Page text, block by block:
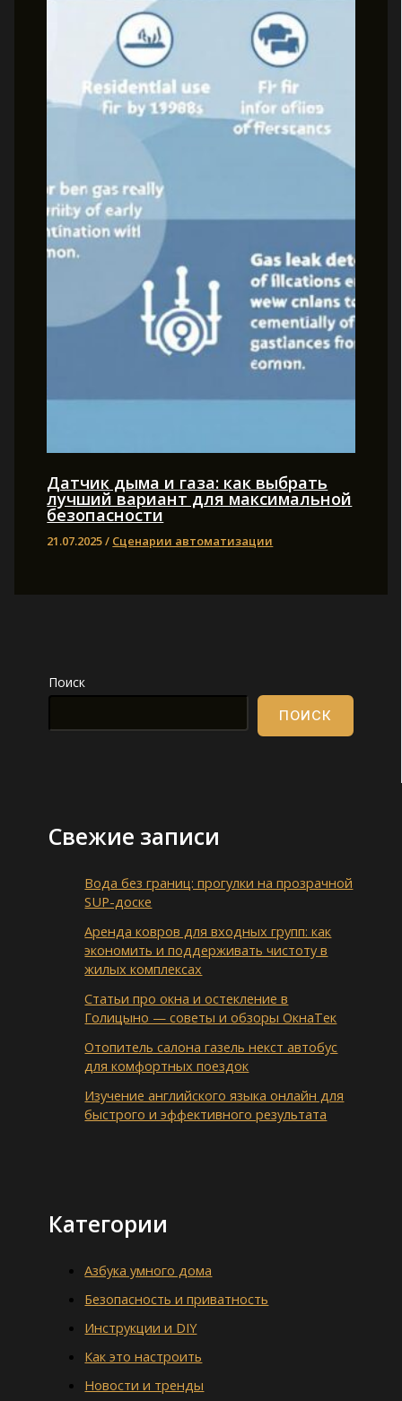
Датчик дыма и газа: как выбрать
лучший вариант для максимальной
безопасности
21.07.2025/ Сценарии автоматизации
Поиск
ПОИСК
Свежие записи
Вода без границ: прогулки на прозрачной
SUP-доске
Аренда ковров для входных групп: как
экономить и поддерживать чистоту в
жилых комплексах
Статьи про окна и остекление в
Голицыно — советы и обзоры ОкнаТек
Отопитель салона газель некст автобус
для комфортных поездок
Изучение английского языка онлайн для
быстрого и эффективного результата
Категории
Азбука умного дома
Безопасность и приватность
Инструкции и DIY
Как это настроить
Новости и тренды